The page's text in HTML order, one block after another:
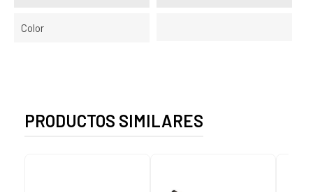
Color
PRODUCTOS SIMILARES